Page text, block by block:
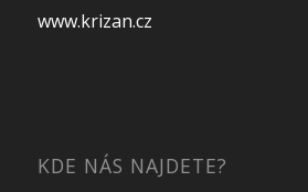
www.krizan.cz
KDE NÁS NAJDETE?